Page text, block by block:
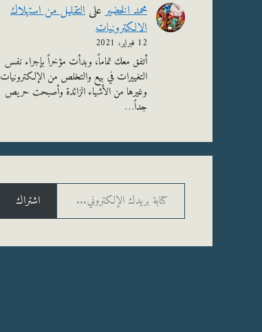
محمد الخضيرعلىالتقليل من استهلاك
الالكترونيات
12 فبراير، 2021
أتفق معك تماماً، وبدأت مؤخراً بإجراء نفس
التغييرات في بيع والتخلص من الإلكترونيات
وغيرها من الأشياء الزائدة وأصبحت حريص
جداً…
كتابة بريدك الإلكتروني...
اشتراك